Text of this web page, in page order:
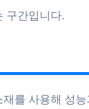
구간입니다.
를 사용해 성